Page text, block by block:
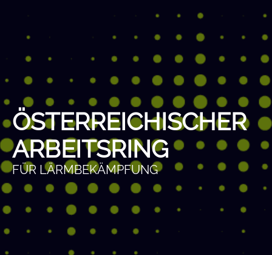
ÖSTERREICHISCHER
ARBEITSRING
FÜR LÄRMBEKÄMPFUNG